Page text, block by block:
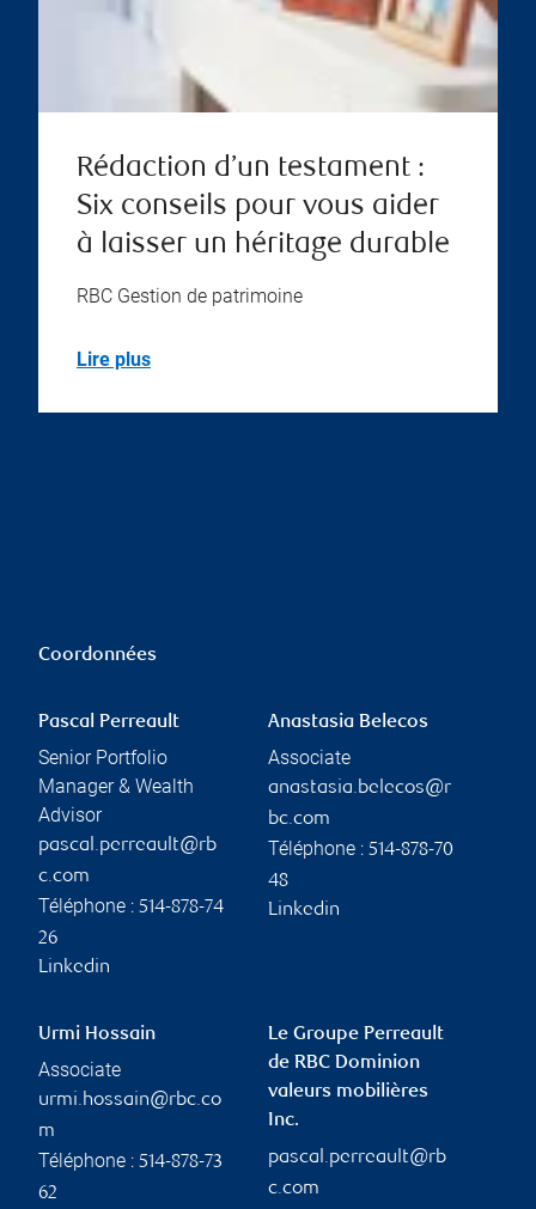
Rédaction d’un testament :
Six conseils pour vous aider
à laisser un héritage durable
RBC Gestion de patrimoine
Lire plus
Coordonnées
Pascal Perreault
Senior Portfolio
Manager & Wealth
Advisor
pascal.perreault@rb
c.com
Téléphone : 514-878-74
26
Linkedin
Anastasia Belecos
Associate
anastasia.belecos@r
bc.com
Téléphone : 514-878-70
48
Linkedin
Urmi Hossain
Associate
urmi.hossain@rbc.co
m
Téléphone : 514-878-73
62
Le Groupe Perreault
de RBC Dominion
valeurs mobilières
Inc.
pascal.perreault@rb
c.com